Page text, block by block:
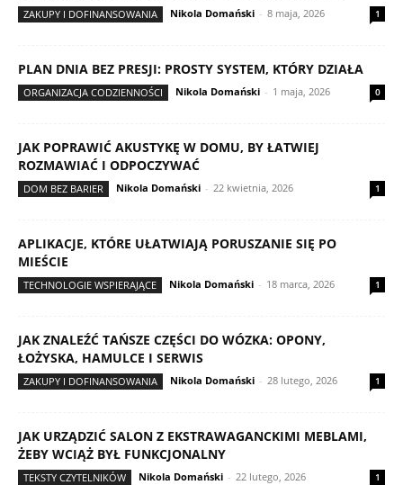
ZAKUPY I DOFINANSOWANIA Nikola Domański - 8 maja, 2026 1
PLAN DNIA BEZ PRESJI: PROSTY SYSTEM, KTÓRY DZIAŁA
ORGANIZACJA CODZIENNOŚCI Nikola Domański - 1 maja, 2026 0
JAK POPRAWIĆ AKUSTYKĘ W DOMU, BY ŁATWIEJ
ROZMAWIAĆ I ODPOCZYWAĆ
DOM BEZ BARIER Nikola Domański - 22 kwietnia, 2026 1
APLIKACJE, KTÓRE UŁATWIAJĄ PORUSZANIE SIĘ PO
MIEŚCIE
TECHNOLOGIE WSPIERAJĄCE Nikola Domański - 18 marca, 2026 1
JAK ZNALEŹĆ TAŃSZE CZĘŚCI DO WÓZKA: OPONY,
ŁOŻYSKA, HAMULCE I SERWIS
ZAKUPY I DOFINANSOWANIA Nikola Domański - 28 lutego, 2026 1
JAK URZĄDZIĆ SALON Z EKSTRAWAGANCKIMI MEBLAMI,
ŻEBY WCIĄŻ BYŁ FUNKCJONALNY
TEKSTY CZYTELNIKÓW Nikola Domański - 22 lutego, 2026 1